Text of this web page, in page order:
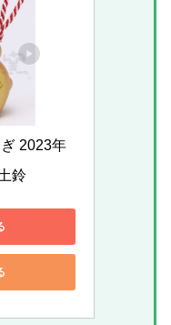
2023年
鈴